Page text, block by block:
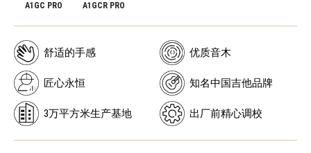
A1GC PRO A1GCR PRO
舒适的手感 优质音木
匠心永恒 知名中国吉他品牌
3万平方米生产基地 出厂前精心调校